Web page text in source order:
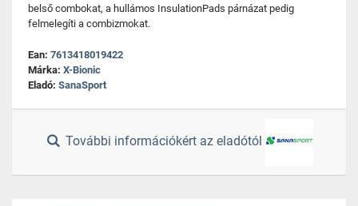
belső combokat, a hullámos InsulationPads párnázat pedig
felmelegíti a combizmokat.
Ean: 7613418019422
Márka: X-Bionic
Eladó: SanaSport
További információkért az eladótól